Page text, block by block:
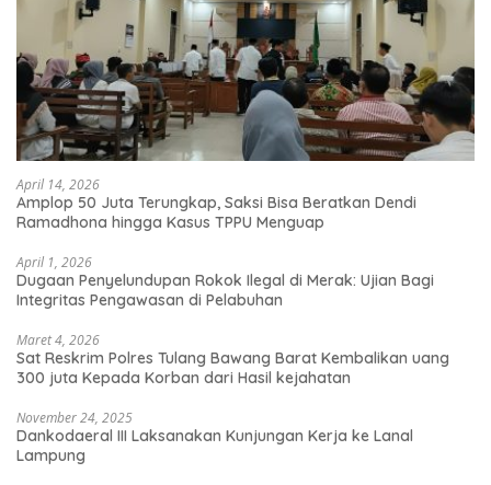
April 14, 2026
Amplop 50 Juta Terungkap, Saksi Bisa Beratkan Dendi
Ramadhona hingga Kasus TPPU Menguap
April 1, 2026
Dugaan Penyelundupan Rokok Ilegal di Merak: Ujian Bagi
Integritas Pengawasan di Pelabuhan
Maret 4, 2026
Sat Reskrim Polres Tulang Bawang Barat Kembalikan uang
300 juta Kepada Korban dari Hasil kejahatan
November 24, 2025
Dankodaeral III Laksanakan Kunjungan Kerja ke Lanal
Lampung